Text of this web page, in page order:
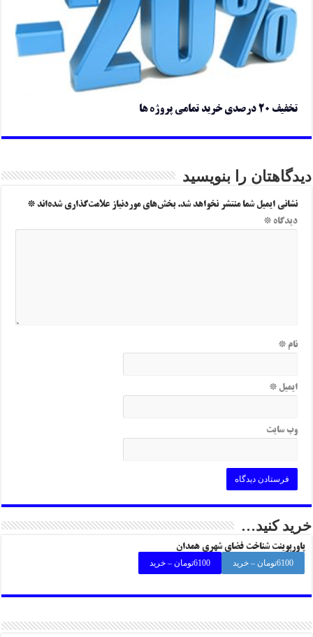
تخفیف ۲۰ درصدی خرید تمامی پروژه ها
دیدگاهتان را بنویسید
نشانی ایمیل شما منتشر نخواهد شد. بخش‌های موردنیاز علامت‌گذاری شده‌اند*
دیدگاه*
نام*
ایمیل*
وب‌ سایت
خرید کنید…
پاورپوینت شناخت فضای شهری همدان
6100تومان – خرید